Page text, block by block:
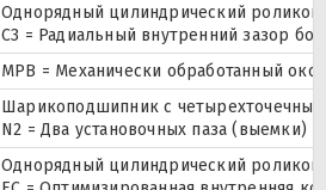
Однорядный цилиндрический
C3 = Радиальный внутренний зазор
MPB = Механически обработанный
Шарикоподшипник с четырехточечным
N2 = Два установочных паза (выемки)
Однорядный цилиндрический